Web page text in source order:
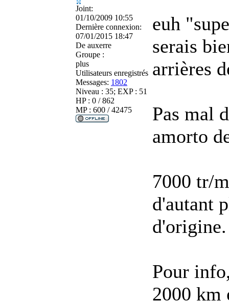
Joint:
01/10/2009 10:55
Dernière connexion:
07/01/2015 18:47
De auxerre
Groupe :
plus
Utilisateurs enregistrés
Messages: 1802
Niveau : 35; EXP : 51
HP : 0 / 862
MP : 600 / 42475
euh
serais
arrières
Pas mal
amorto
7000 tr/
d'autant
d'origine.
Pour
2000 km